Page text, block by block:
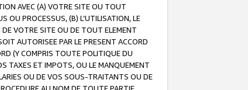
AVEC (A) VOTRE SITE OU TOUT
OU PROCESSUS, (B) L’UTILISATION, LE
VOTRE SITE OU DE TOUT ELEMENT
AUTORISEE PAR LE PRESENT ACCORD
(Y COMPRIS TOUTE POLITIQUE DU
TAXES ET IMPOTS, OU LE MANQUEMENT
OU DE VOS SOUS-TRAITANTS OU DE
AU NOM DE TOUTE PARTIE